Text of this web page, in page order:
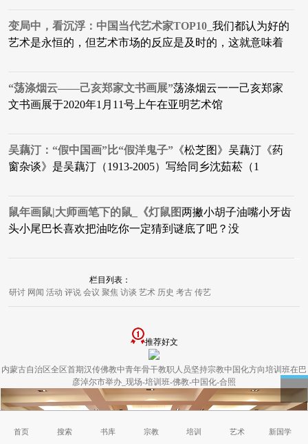
变局中，看沉浮：中国当代艺术家TOP10_ 我们都认为好的
艺术是永恒的，但艺术市场的反应是及时的，这就意味着
“荡涤烟云——己亥郑家文书画展”荡涤烟云一一己亥郑家
文书画展于2020年1月11号上午在亚明艺术馆
吴藕汀：“假中国画”比“假洋鬼子” 《松芝图》吴藕汀《药
窗杂谈》是吴藕汀（1913-2005）写给同乡沈茹菘（1
鼠年画鼠|大师画笔下的鼠_《灯鼠图两撇小胡子油嘴小牙齿
头小尾巴长喜欢把油吃你一定猜到谜底了吧？没
栏目列表：
研讨 网闻 活动 评说 会议 聚焦 访谈 艺术 历史 考古 传艺
推荐好文
内蒙古自治区全区首期汉传佛教中青年骨干教职人员坚持宗教中国化方向培训班在巴
彦淖尔市举办_现场-培训班-佛教-中国化-合照
首页 搜索 书库 宗教 培训 艺术 新国学